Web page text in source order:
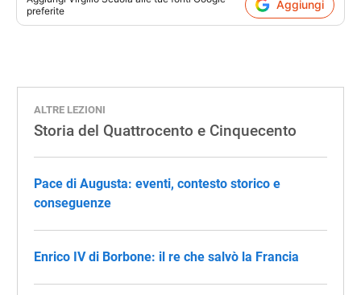
preferite
Aggiungi
ALTRE LEZIONI
Storia del Quattrocento e Cinquecento
Pace di Augusta: eventi, contesto storico e
conseguenze
Enrico IV di Borbone: il re che salvò la Francia